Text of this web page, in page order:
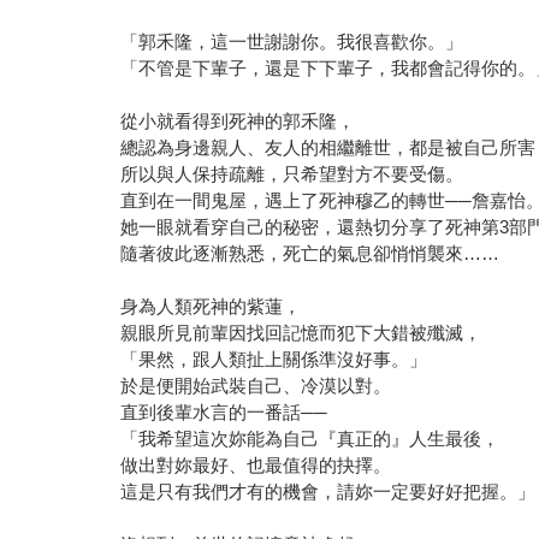
「郭禾隆，這一世謝謝你。我很喜歡你。」
「不管是下輩子，還是下下輩子，我都會記得你的。
從小就看得到死神的郭禾隆，
總認為身邊親人、友人的相繼離世，都是被自己所害
所以與人保持疏離，只希望對方不要受傷。
直到在一間鬼屋，遇上了死神穆乙的轉世──詹嘉怡。
她一眼就看穿自己的秘密，還熱切分享了死神第3部
隨著彼此逐漸熟悉，死亡的氣息卻悄悄襲來……
身為人類死神的紫蓮，
親眼所見前輩因找回記憶而犯下大錯被殲滅，
「果然，跟人類扯上關係準沒好事。」
於是便開始武裝自己、冷漠以對。
直到後輩水言的一番話──
「我希望這次妳能為自己『真正的』人生最後，
做出對妳最好、也最值得的抉擇。
這是只有我們才有的機會，請妳一定要好好把握。」